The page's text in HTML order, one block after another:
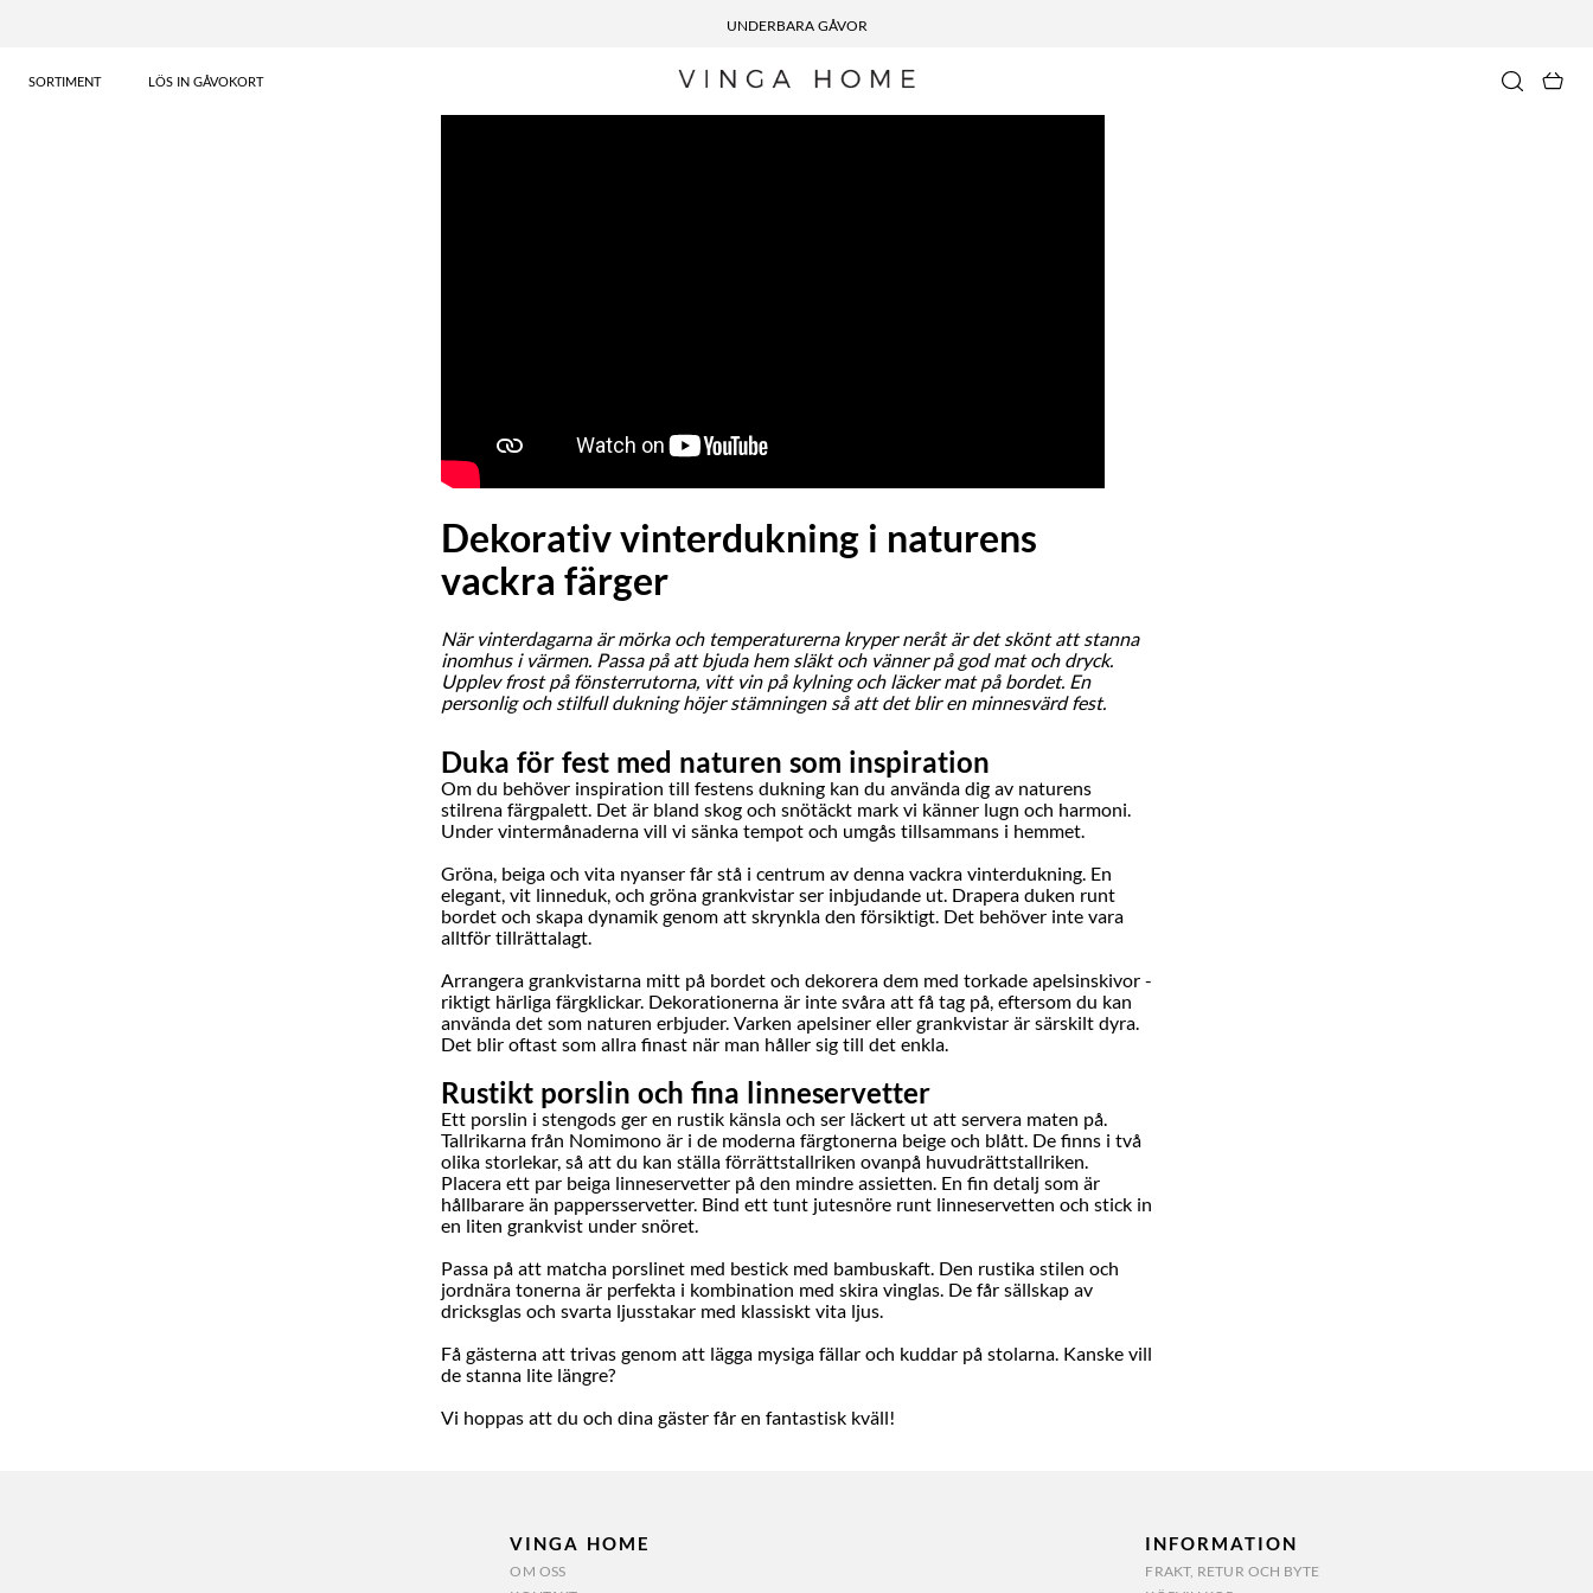
UNDERBARA GÅVOR
SORTIMENT LÖS IN GÅVOKORT
Dekorativ vinterdukning i naturens
vackra färger
När vinterdagarna är mörka och temperaturerna kryper neråt är det skönt att stanna
inomhus i värmen. Passa på att bjuda hem släkt och vänner på god mat och dryck.
Upplev frost på fönsterrutorna, vitt vin på kylning och läcker mat på bordet. En
personlig och stilfull dukning höjer stämningen så att det blir en minnesvärd fest.
Duka för fest med naturen som inspiration
Om du behöver inspiration till festens dukning kan du använda dig av naturens
stilrena färgpalett. Det är bland skog och snötäckt mark vi känner lugn och harmoni.
Under vintermånaderna vill vi sänka tempot och umgås tillsammans i hemmet.
Gröna, beiga och vita nyanser får stå i centrum av denna vackra vinterdukning. En
elegant, vit linneduk, och gröna grankvistar ser inbjudande ut. Drapera duken runt
bordet och skapa dynamik genom att skrynkla den försiktigt. Det behöver inte vara
alltför tillrättalagt.
Arrangera grankvistarna mitt på bordet och dekorera dem med torkade apelsinskivor -
riktigt härliga färgklickar. Dekorationerna är inte svåra att få tag på, eftersom du kan
använda det som naturen erbjuder. Varken apelsiner eller grankvistar är särskilt dyra.
Det blir oftast som allra finast när man håller sig till det enkla.
Rustikt porslin och fina linneservetter
Ett porslin i stengods ger en rustik känsla och ser läckert ut att servera maten på.
Tallrikarna från Nomimono är i de moderna färgtonerna beige och blått. De finns i två
olika storlekar, så att du kan ställa förrättstallriken ovanpå huvudrättstallriken.
Placera ett par beiga linneservetter på den mindre assietten. En fin detalj som är
hållbarare än pappersservetter. Bind ett tunt jutesnöre runt linneservetten och stick in
en liten grankvist under snöret.
Passa på att matcha porslinet med bestick med bambuskaft. Den rustika stilen och
jordnära tonerna är perfekta i kombination med skira vinglas. De får sällskap av
dricksglas och svarta ljusstakar med klassiskt vita ljus.
Få gästerna att trivas genom att lägga mysiga fällar och kuddar på stolarna. Kanske vill
de stanna lite längre?
Vi hoppas att du och dina gäster får en fantastisk kväll!
VINGA HOME
OM OSS
INFORMATION
FRAKT, RETUR OCH BYTE